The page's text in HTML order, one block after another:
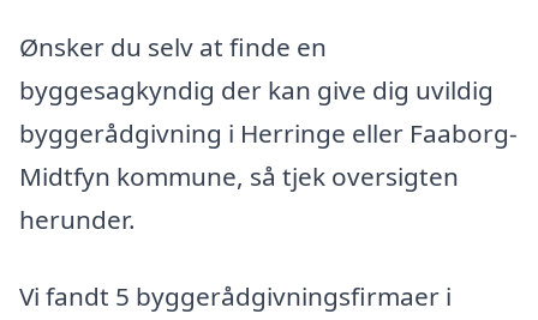
Ønsker du selv at finde en
byggesagkyndig der kan give dig uvildig
byggerådgivning i Herringe eller Faaborg-
Midtfyn kommune, så tjek oversigten
herunder.
Vi fandt 5 byggerådgivningsfirmaer i